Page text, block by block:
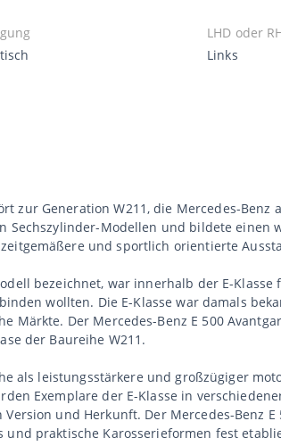
LHD oder
Links
zur Generation W211, die Mercedes-
Sechszylinder-Modellen und bildete
und sportlich orientierte
bezeichnet, war innerhalb der E-
wollten. Die E-Klasse war damals
Der Mercedes-Benz E 500
der Baureihe W211.
als leistungsstärkere und großzügiger
Exemplare der E-Klasse in
und Herkunft. Der Mercedes-Benz
praktische Karosserieformen fest